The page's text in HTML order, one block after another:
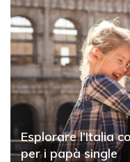
Esplorare l’Italia
per i papà single